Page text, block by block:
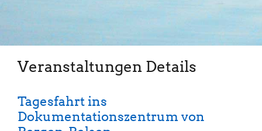
Veranstaltungen Details
Tagesfahrt ins
Dokumentationszentrum von